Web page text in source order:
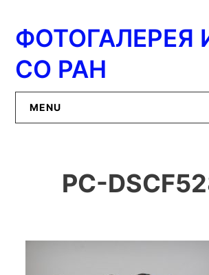
содержимому
ФОТОГАЛЕРЕЯ
СО РАН
MENU
ИЦиГ СО РАН
PC-